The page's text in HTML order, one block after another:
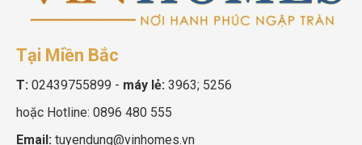
Tại Miền Bắc
T: 02439755899 - máy lẻ: 3963; 5256
hoặc Hotline: 0896 480 555
Email: tuyendung@vinhomes.vn